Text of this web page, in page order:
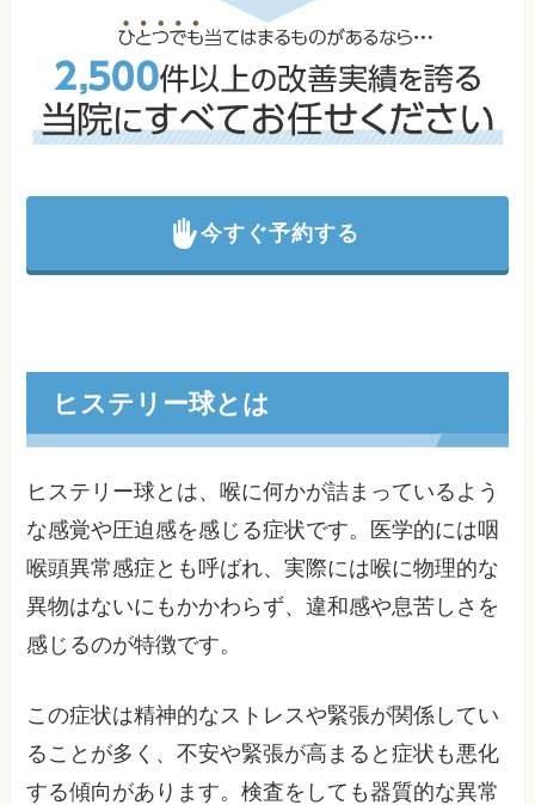
今すぐ予約する
ヒステリー球とは
ヒステリー球とは、喉に何かが詰まっているよう
な感覚や圧迫感を感じる症状です。医学的には咽
喉頭異常感症とも呼ばれ、実際には喉に物理的な
異物はないにもかかわらず、違和感や息苦しさを
感じるのが特徴です。
この症状は精神的なストレスや緊張が関係してい
ることが多く、不安や緊張が高まると症状も悪化
する傾向があります。検査をしても器質的な異常